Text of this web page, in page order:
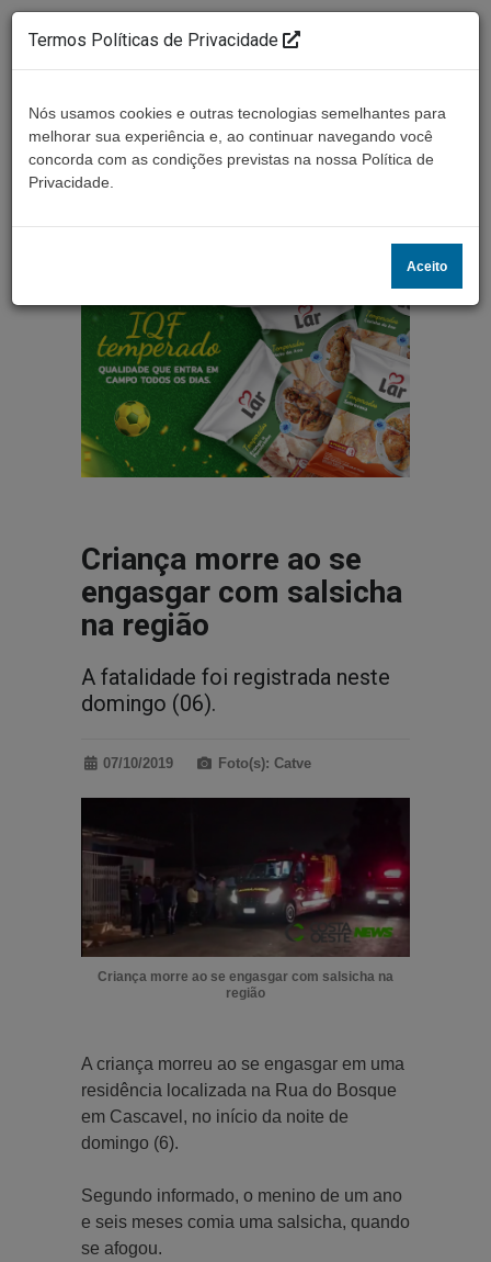
Criança morre ao se
engasgar com salsicha
na região
A fatalidade foi registrada neste
domingo (06).
07/10/2019 Foto(s): Catve
Criança morre ao se engasgar com salsicha na
região
A criança morreu ao se engasgar em uma
residência localizada na Rua do Bosque
em Cascavel, no início da noite de
domingo (6).
Segundo informado, o menino de um ano
e seis meses comia uma salsicha, quando
se afogou.
Termos Políticas de Privacidade
Nós usamos cookies e outras tecnologias semelhantes para
melhorar sua experiência e, ao continuar navegando você
concorda com as condições previstas na nossa Política de
Privacidade.
Aceito